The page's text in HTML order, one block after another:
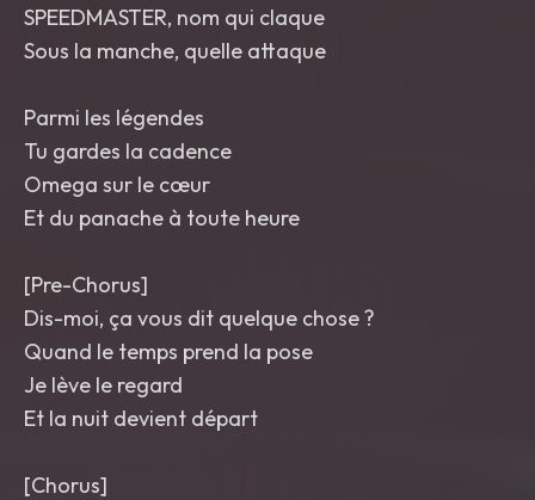
SPEEDMASTER, nom qui claque
Sous la manche, quelle attaque
Parmi les légendes
Tu gardes la cadence
Omega sur le cœur
Et du panache à toute heure
[Pre-Chorus]
Dis-moi, ça vous dit quelque chose ?
Quand le temps prend la pose
Je lève le regard
Et la nuit devient départ
[Chorus]